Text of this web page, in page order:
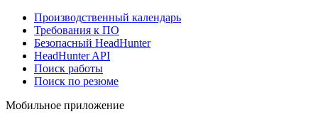
Производственный календарь
Требования к ПО
Безопасный HeadHunter
HeadHunter API
Поиск работы
Поиск по резюме
Мобильное приложение